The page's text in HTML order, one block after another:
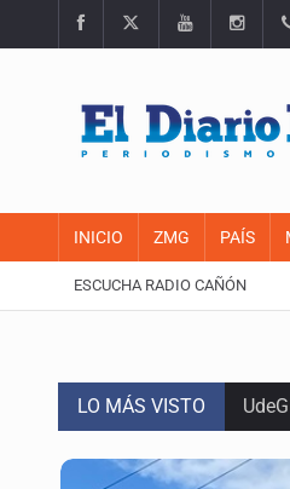
INICIO ZMG PAÍS
ESCUCHA RADIO CAÑÓN
LO MÁS VISTO